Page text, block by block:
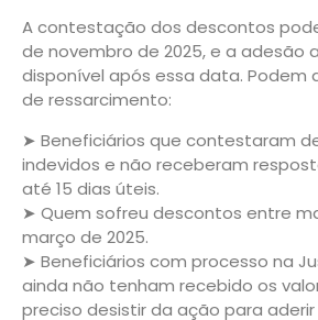
A contestação dos descontos
de novembro de 2025, e a adesão
disponível após essa data. Podem
de ressarcimento:
➤ Beneficiários que contestaram
indevidos e não receberam
até 15 dias úteis.
➤ Quem sofreu descontos entre
março de 2025.
➤ Beneficiários com processo na
ainda não tenham recebido os
preciso desistir da ação para